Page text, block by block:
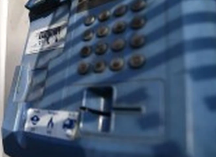
Bitlis
Bolu
Burdur
Bursa
Çanakkale
Çankırı
Çorum